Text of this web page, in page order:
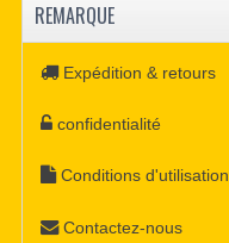
REMARQUE
Expédition & retours
confidentialité
Conditions d'utilisation
Contactez-nous